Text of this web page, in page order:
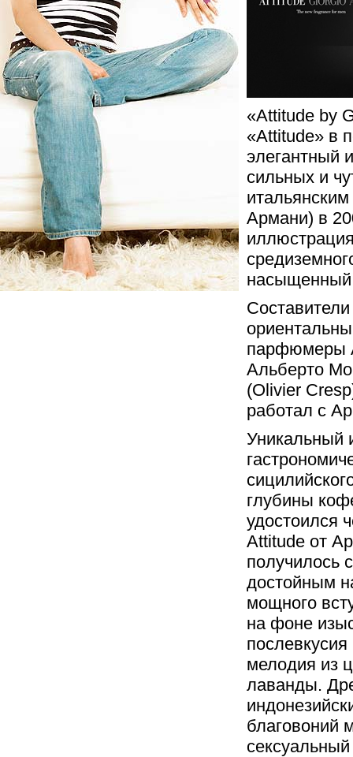
«Attitude by
«Attitude» в
элегантный
сильных и
Армани) в
парфюмеры
Альберто
(Olivier
работал с
Уникальный
глубины
удостоился
Attitude от
получилось
достойным
мощного
на фоне
мелодия из
лаванды.
благовоний